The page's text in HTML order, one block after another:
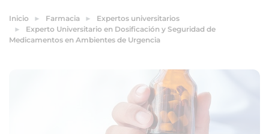
Inicio Farmacia
Expertos universitarios
Experto Universitario en Dosificación y Seguridad de
Medicamentos en Ambientes de Urgencia